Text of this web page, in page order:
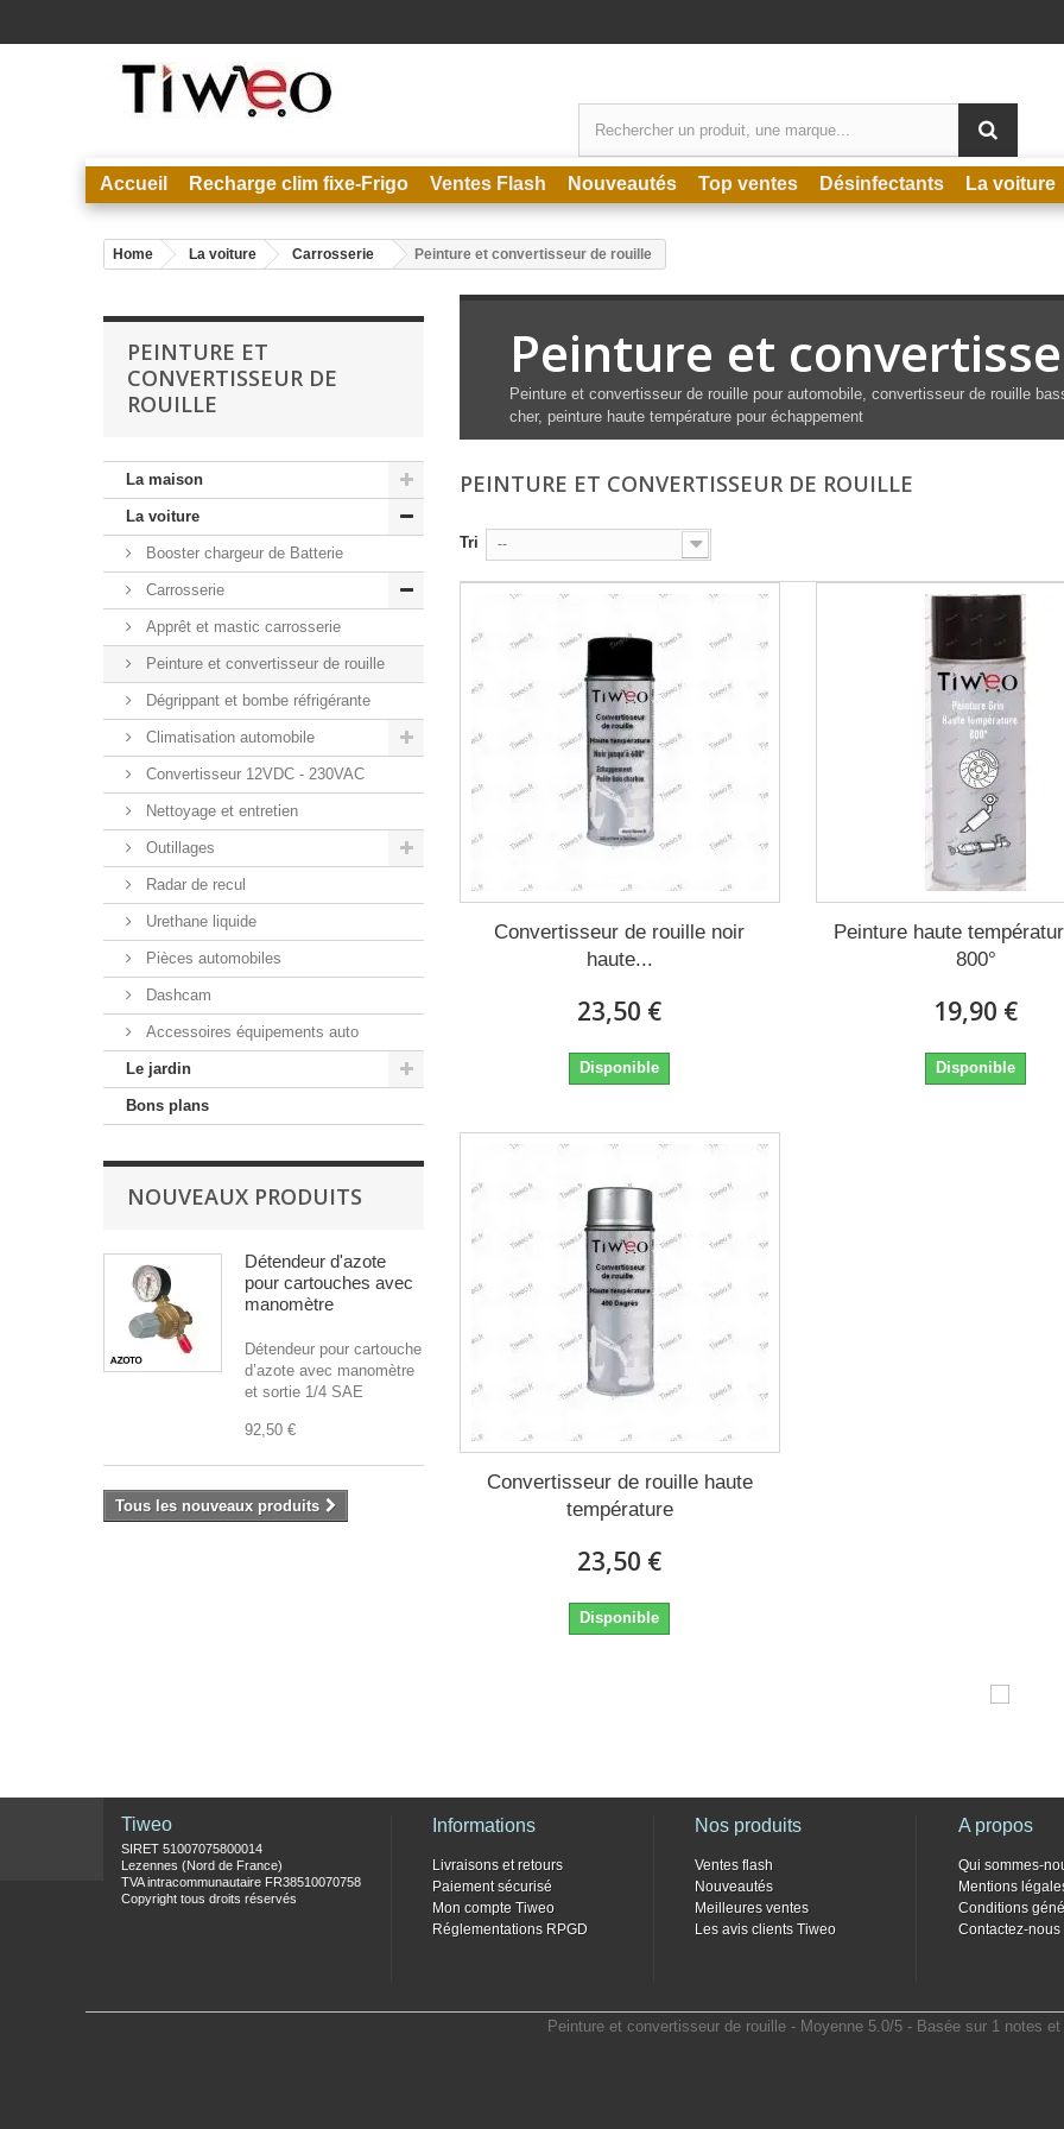
Accueil Recharge clim fixe-Frigo Ventes Flash Nouveautés Top ventes Désinfectants La voiture
Home La voiture Carrosserie Peinture et convertisseur de rouille
PEINTURE ET
CONVERTISSEUR DE
ROUILLE
La maison
La voiture
Booster chargeur de Batterie
Carrosserie
Apprêt et mastic carrosserie
Peinture et convertisseur de rouille
Dégrippant et bombe réfrigérante
Climatisation automobile
Convertisseur 12VDC - 230VAC
Nettoyage et entretien
Outillages
Radar de recul
Urethane liquide
Pièces automobiles
Dashcam
Accessoires équipements auto
Le jardin
Bons plans
NOUVEAUX PRODUITS
Détendeur d'azote
pour cartouches avec
manomètre
Détendeur pour cartouche
d’azote avec manomètre
et sortie 1/4 SAE
92,50 €
Tous les nouveaux produits
Peinture et
Peinture et convertisseur de rouille pour automobile, convertisseur de rouille
cher, peinture haute température pour échappement
PEINTURE ET CONVERTISSEUR DE ROUILLE
Tri --
Convertisseur de rouille noir
haute...
23,50 €
Disponible
Peinture haute
800°
19,90 €
Disponible
Convertisseur de rouille haute
température
23,50 €
Disponible
Tiweo
SIRET 51007075800014
Lezennes (Nord de France)
TVA intracommunautaire FR38510070758
Copyright tous droits réservés
Informations
Livraisons et retours
Paiement sécurisé
Mon compte Tiweo
Réglementations RPGD
Nos produits
Ventes flash
Nouveautés
Meilleures ventes
Les avis clients Tiweo
A propos
Qui sommes-
Mentions
Conditions
Contactez-nous
Peinture et convertisseur de rouille- Moyenne 5.0/5- Basée sur 1 notes et